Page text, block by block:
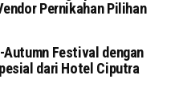
Pernikahan Pilihan
Autumn Festival dengan
dari Hotel Ciputra